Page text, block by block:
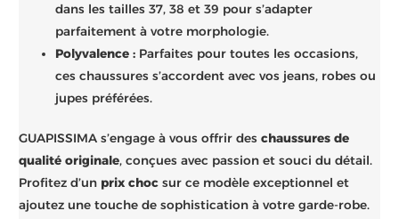
dans les tailles 37, 38 et 39 pour s’adapter
parfaitement à votre morphologie.
Polyvalence : Parfaites pour toutes les occasions,
ces chaussures s’accordent avec vos jeans, robes ou
jupes préférées.
GUAPISSIMA s’engage à vous offrir deschaussures de
qualité originale, conçues avec passion et souci du détail.
Profitez d’un prix choc sur ce modèle exceptionnel et
ajoutez une touche de sophistication à votre garde-robe.